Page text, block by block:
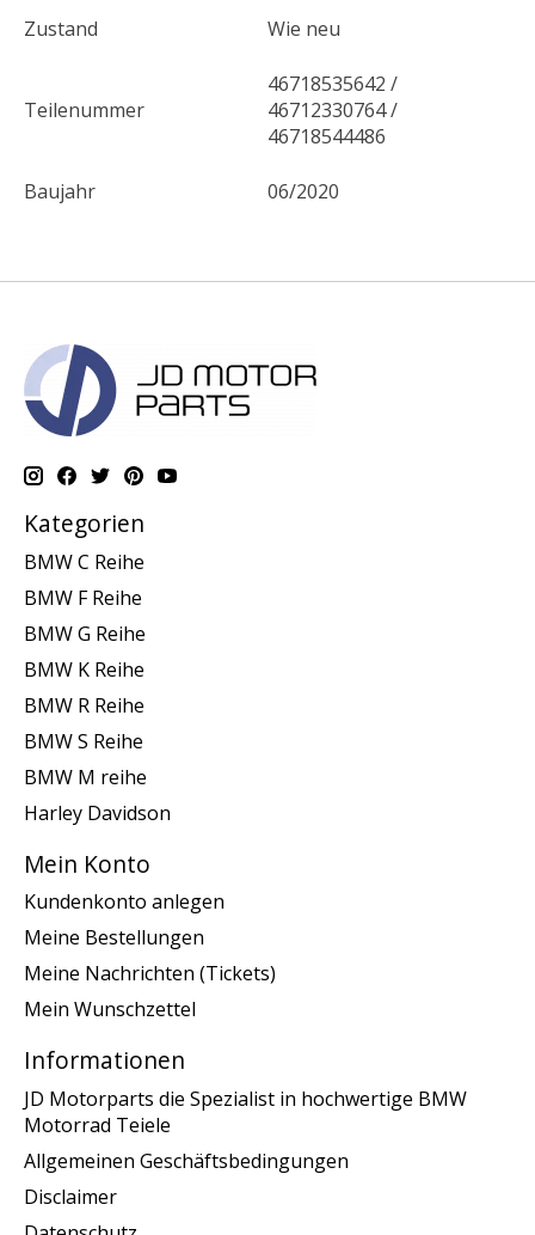
Zustand Wie neu
Teilenummer
46718535642 /
46712330764 /
46718544486
Baujahr 06/2020
Kategorien
BMW C Reihe
BMW F Reihe
BMW G Reihe
BMW K Reihe
BMW R Reihe
BMW S Reihe
BMW M reihe
Harley Davidson
Mein Konto
Kundenkonto anlegen
Meine Bestellungen
Meine Nachrichten (Tickets)
Mein Wunschzettel
Informationen
JD Motorparts die Spezialist in hochwertige BMW
Motorrad Teiele
Allgemeinen Geschäftsbedingungen
Disclaimer